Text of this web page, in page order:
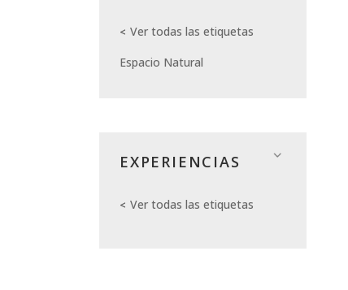
Ver todas las etiquetas
Espacio Natural
EXPERIENCIAS
Ver todas las etiquetas